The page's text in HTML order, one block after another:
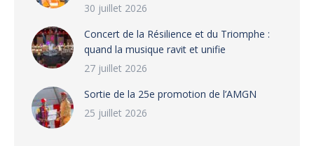
30 juillet 2026
‎​Concert de la Résilience et du Triomphe :
quand la musique ravit et unifie
27 juillet 2026
‎Sortie de la 25e promotion de l’AMGN
25 juillet 2026